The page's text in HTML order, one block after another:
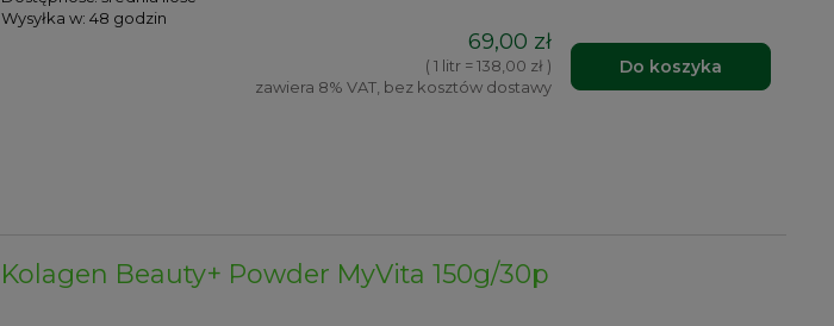
Wysyłka w: 48 godzin
69,00 zł
( 1 litr = 138,00 zł )
zawiera 8% VAT, bez kosztów dostawy
Do koszyka
Kolagen Beauty+ Powder MyVita 150g/30p